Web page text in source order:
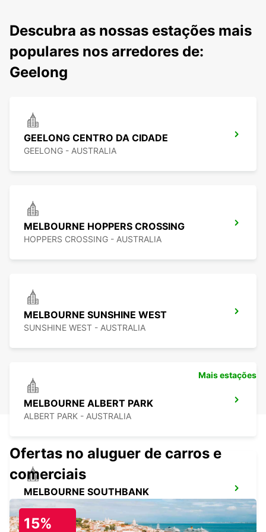
Descubra as nossas estações mais
populares nos arredores de:
Geelong
GEELONG CENTRO DA CIDADE
GEELONG - AUSTRALIA
MELBOURNE HOPPERS CROSSING
HOPPERS CROSSING - AUSTRALIA
MELBOURNE SUNSHINE WEST
SUNSHINE WEST - AUSTRALIA
MELBOURNE ALBERT PARK
ALBERT PARK - AUSTRALIA
MELBOURNE SOUTHBANK
SOUTHBANK - AUSTRALIA
Mais estações
Ofertas no aluguer de carros e
comerciais
15%